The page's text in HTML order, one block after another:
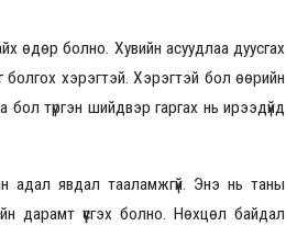
өдөр болно. Хувийн асуудлаа дуусгах
хэрэгтэй. Хэрэгтэй бол өөрийн
түргэн шийдвэр гаргах нь ирээдүйд
адал явдал тааламжгүй. Энэ нь таны
дарамт үүсгэх болно. Нөхцөл байдал